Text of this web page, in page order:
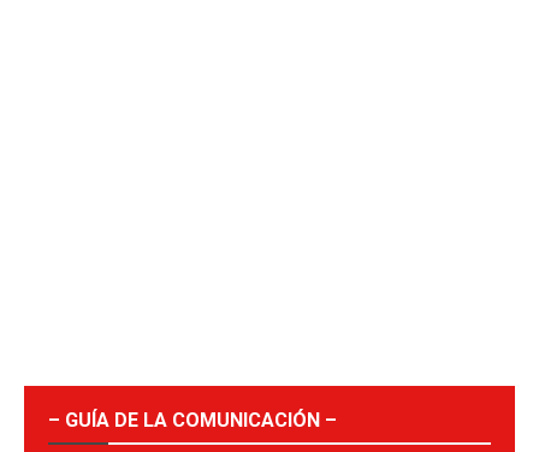
– GUÍA DE LA COMUNICACIÓN –